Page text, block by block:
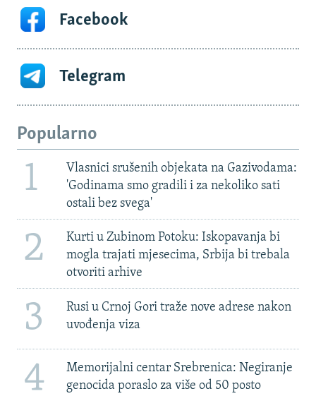
Facebook
Telegram
Popularno
1
Vlasnici srušenih objekata na Gazivodama:
'Godinama smo gradili i za nekoliko sati
ostali bez svega'
2
Kurti u Zubinom Potoku: Iskopavanja bi
mogla trajati mjesecima, Srbija bi trebala
otvoriti arhive
3
Rusi u Crnoj Gori traže nove adrese nakon
uvođenja viza
4
Memorijalni centar Srebrenica: Negiranje
genocida poraslo za više od 50 posto